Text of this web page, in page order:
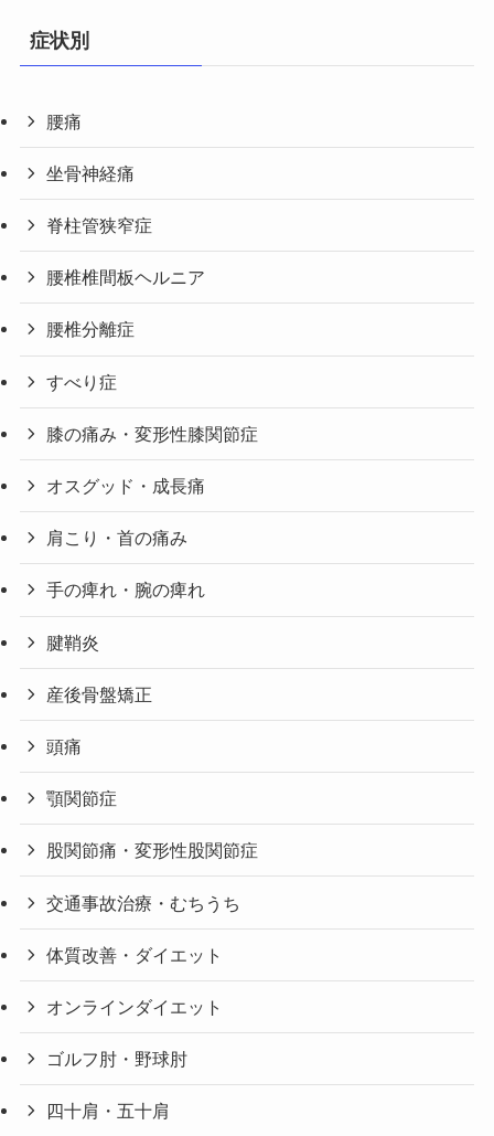
症状別
腰痛
坐骨神経痛
脊柱管狭窄症
腰椎椎間板ヘルニア
腰椎分離症
すべり症
膝の痛み・変形性膝関節症
オスグッド・成長痛
肩こり・首の痛み
手の痺れ・腕の痺れ
腱鞘炎
産後骨盤矯正
頭痛
顎関節症
股関節痛・変形性股関節症
交通事故治療・むちうち
体質改善・ダイエット
オンラインダイエット
ゴルフ肘・野球肘
四十肩・五十肩